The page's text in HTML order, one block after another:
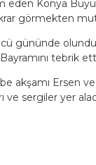
Konya
görmekten
gününde
tebrik
akşamı Ersen
ve sergiler yer